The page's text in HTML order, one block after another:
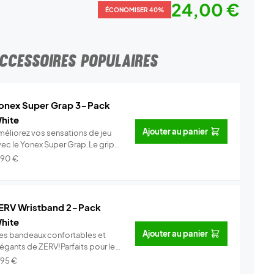
ÉCONOMISER 40% 24,00 €
POPULAIRES
Super Grap 3-Pack
vos sensations de jeu
le Yonex Super Grap.Le grip
Info
€
Ajouter au panier
Wristband 2-Pack
bandeaux confortables et
de ZERV!Parfaits pour le
Info
€
Ajouter au panier